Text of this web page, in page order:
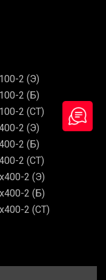
2 (Э)
2 (Б)
2 (СТ)
2 (Э)
2 (Б)
2 (СТ)
2 (Э)
2 (Б)
2 (СТ)